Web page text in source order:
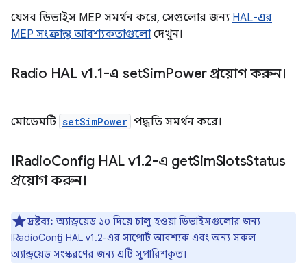
যেসব ডিভাইস MEP সমর্থন করে, সেগুলোর জন্য HAL-এর
MEP সংক্রান্ত আবশ্যকতাগুলোদেখুন।
Radio HAL v1.1-এ setSimPower প্রয়োগ করুন।
মোডেমটি setSimPower পদ্ধতি সমর্থন করে।
IRadioConfig HAL v1.2-এ getSimSlotsStatus
প্রয়োগ করুন।
দ্রষ্টব্য: অ্যান্ড্রয়েড ১০ দিয়ে চালু হওয়া ডিভাইসগুলোর জন্য
IRadioConfig HAL v1.2-এর সাপোর্ট আবশ্যক এবং অন্য সকল
অ্যান্ড্রয়েড সংস্করণের জন্য এটি সুপারিশকৃত।